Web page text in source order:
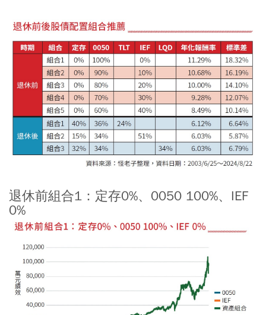
退休前組合1：定存0%、0050 100%、IEF
0%